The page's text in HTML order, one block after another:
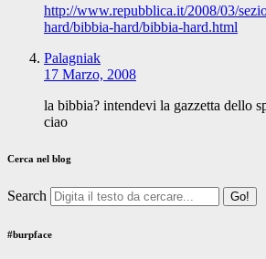
http://www.repubblica.it/2008/03/
hard/bibbia-hard/bibbia-hard.html
Palagniak
17 Marzo, 2008
la bibbia? intendevi la gazzetta dello
ciao
Cerca nel blog
Search
#burpface